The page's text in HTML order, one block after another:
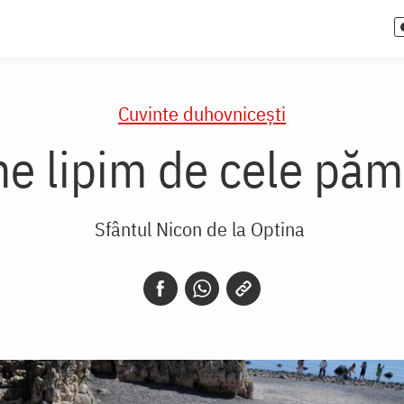
Cuvinte duhovnicești
lipim de cele
Sfântul Nicon de la Optina